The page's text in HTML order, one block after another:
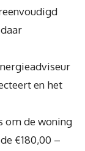
en het
om de woning
€180,00 –